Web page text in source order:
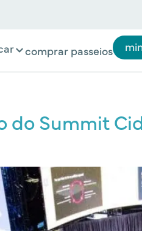
comprar passeios
Summit